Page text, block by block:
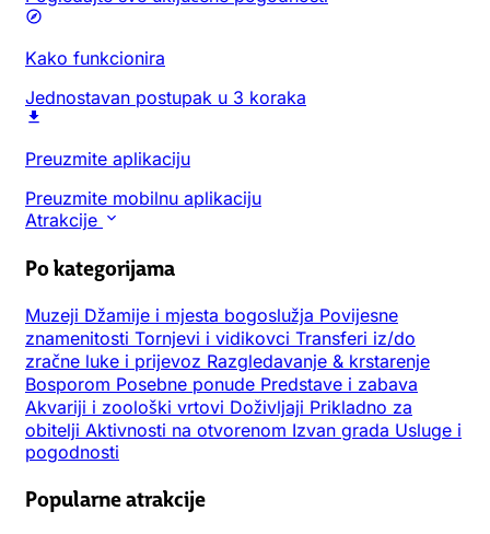
Kako funkcionira
Jednostavan postupak u 3 koraka
Preuzmite aplikaciju
Preuzmite mobilnu aplikaciju
Atrakcije
Po kategorijama
Muzeji Džamije i mjesta bogoslužja Povijesne
znamenitosti Tornjevi i vidikovci Transferi iz/do
zračne luke i prijevoz Razgledavanje & krstarenje
Bosporom Posebne ponude Predstave i zabava
Akvariji i zoološki vrtovi Doživljaji Prikladno za
obitelji Aktivnosti na otvorenom Izvan grada Usluge i
pogodnosti
Popularne atrakcije